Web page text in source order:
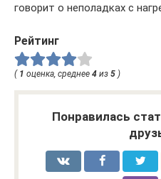
говорит о неполадках с
Рейтинг
( 1 оценка, среднее 4 из 5 )
Понравилась